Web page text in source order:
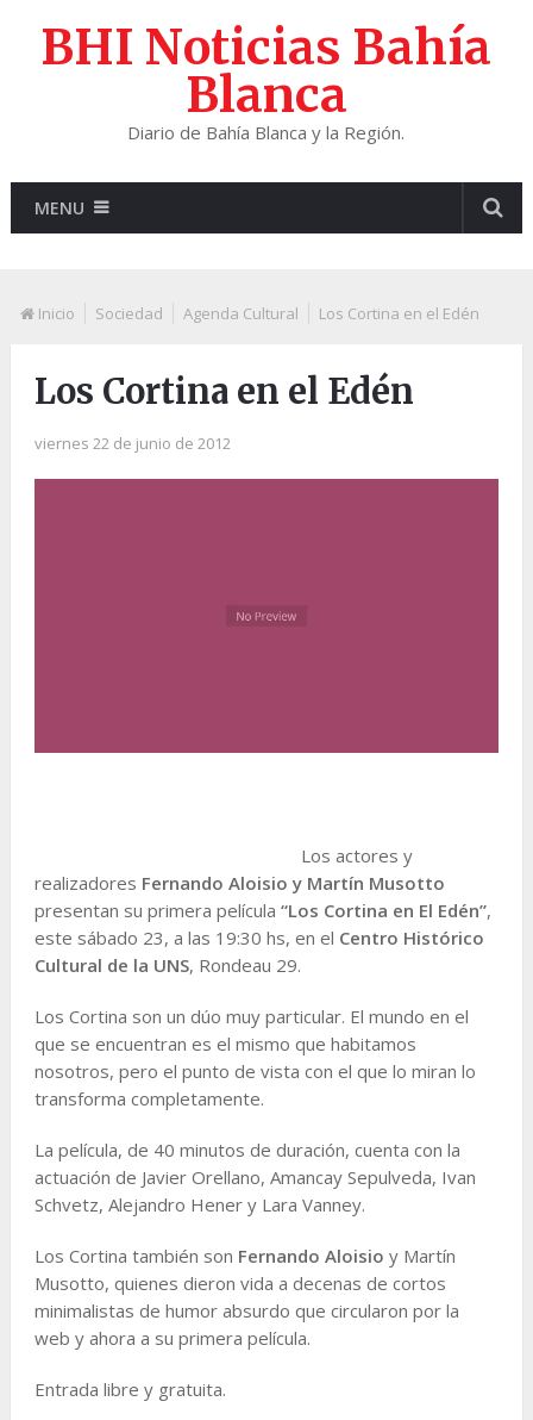
BHI Noticias Bahía
Blanca
Diario de Bahía Blanca y la Región.
MENU
Inicio Sociedad Agenda Cultural Los Cortina en el Edén
Los Cortina en el Edén
viernes 22 de junio de 2012
Los actores y
realizadores Fernando Aloisio y Martín Musotto
presentan su primera película “Los Cortina en El Edén”,
este sábado 23, a las 19:30 hs, en el Centro Histórico
Cultural de la UNS, Rondeau 29.
Los Cortina son un dúo muy particular. El mundo en el
que se encuentran es el mismo que habitamos
nosotros, pero el punto de vista con el que lo miran lo
transforma completamente.
La película, de 40 minutos de duración, cuenta con la
actuación de Javier Orellano, Amancay Sepulveda, Ivan
Schvetz, Alejandro Hener y Lara Vanney.
Los Cortina también son Fernando Aloisio y Martín
Musotto, quienes dieron vida a decenas de cortos
minimalistas de humor absurdo que circularon por la
web y ahora a su primera película.
Entrada libre y gratuita.